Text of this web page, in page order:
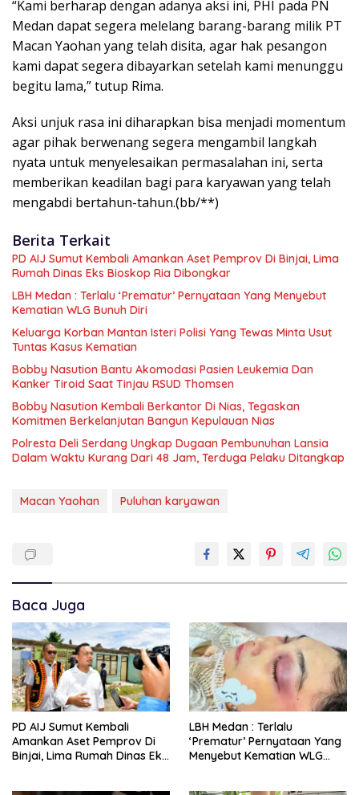
“Kami berharap dengan adanya aksi ini, PHI pada PN
Medan dapat segera melelang barang-barang milik PT
Macan Yaohan yang telah disita, agar hak pesangon
kami dapat segera dibayarkan setelah kami menunggu
begitu lama,” tutup Rima.
Aksi unjuk rasa ini diharapkan bisa menjadi momentum
agar pihak berwenang segera mengambil langkah
nyata untuk menyelesaikan permasalahan ini, serta
memberikan keadilan bagi para karyawan yang telah
mengabdi bertahun-tahun.(bb/**)
Berita Terkait
PD AIJ Sumut Kembali Amankan Aset Pemprov Di Binjai, Lima
Rumah Dinas Eks Bioskop Ria Dibongkar
LBH Medan : Terlalu ‘Prematur’ Pernyataan Yang Menyebut
Kematian WLG Bunuh Diri
Keluarga Korban Mantan Isteri Polisi Yang Tewas Minta Usut
Tuntas Kasus Kematian
Bobby Nasution Bantu Akomodasi Pasien Leukemia Dan
Kanker Tiroid Saat Tinjau RSUD Thomsen
Bobby Nasution Kembali Berkantor Di Nias, Tegaskan
Komitmen Berkelanjutan Bangun Kepulauan Nias
Polresta Deli Serdang Ungkap Dugaan Pembunuhan Lansia
Dalam Waktu Kurang Dari 48 Jam, Terduga Pelaku Ditangkap
Macan Yaohan Puluhan karyawan
Baca Juga
PD AIJ Sumut Kembali
Amankan Aset Pemprov Di
Binjai, Lima Rumah Dinas Eks
LBH Medan : Terlalu
‘Prematur’ Pernyataan Yang
Menyebut Kematian WLG